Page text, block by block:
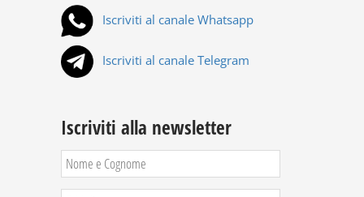
Iscriviti al canale Whatsapp
Iscriviti al canale Telegram
Iscriviti alla newsletter